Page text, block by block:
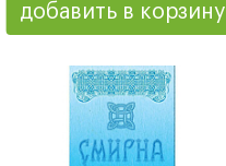
добавить в корзину